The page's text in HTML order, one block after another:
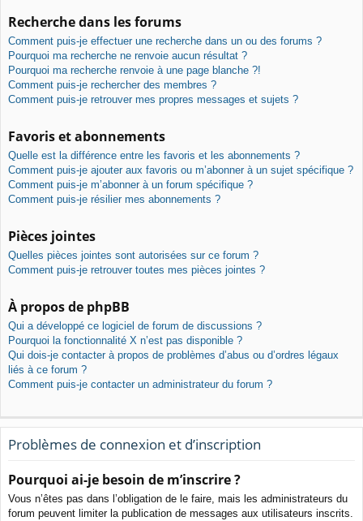
Recherche dans les forums
Comment puis-je effectuer une recherche dans un ou des forums ?
Pourquoi ma recherche ne renvoie aucun résultat ?
Pourquoi ma recherche renvoie à une page blanche ?!
Comment puis-je rechercher des membres ?
Comment puis-je retrouver mes propres messages et sujets ?
Favoris et abonnements
Quelle est la différence entre les favoris et les abonnements ?
Comment puis-je ajouter aux favoris ou m’abonner à un sujet spécifique ?
Comment puis-je m’abonner à un forum spécifique ?
Comment puis-je résilier mes abonnements ?
Pièces jointes
Quelles pièces jointes sont autorisées sur ce forum ?
Comment puis-je retrouver toutes mes pièces jointes ?
À propos de phpBB
Qui a développé ce logiciel de forum de discussions ?
Pourquoi la fonctionnalité X n’est pas disponible ?
Qui dois-je contacter à propos de problèmes d’abus ou d’ordres légaux
liés à ce forum ?
Comment puis-je contacter un administrateur du forum ?
Problèmes de connexion et d’inscription
Pourquoi ai-je besoin de m’inscrire ?
Vous n’êtes pas dans l’obligation de le faire, mais les administrateurs du
forum peuvent limiter la publication de messages aux utilisateurs inscrits.